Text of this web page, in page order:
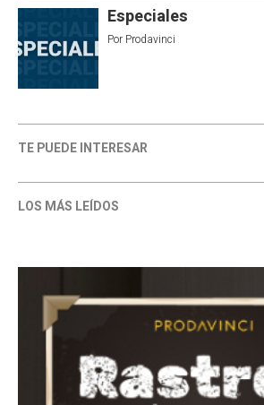
Especiales
Por Prodavinci
TE PUEDE INTERESAR
LOS MÁS LEÍDOS